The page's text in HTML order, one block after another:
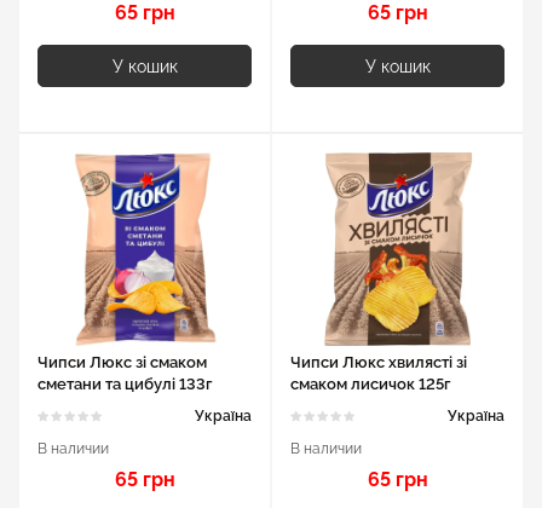
65 грн
У кошик
65 грн
У кошик
Чипси Люкс зі смаком
сметани та цибулі 133г
Україна
В наличии
65 грн
Чипси Люкс хвилясті зі
смаком лисичок 125г
Україна
В наличии
65 грн